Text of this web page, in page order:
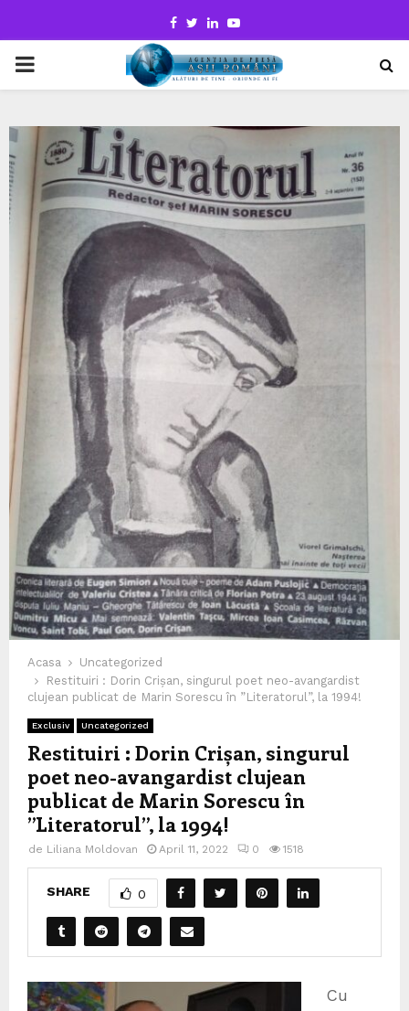
Facebook
TwitterLinkedinYoutube
PRIMARY
Acasa
Uncategorized
Restituiri : Dorin Crișan, singurul poet neo-avangardist
clujean publicat de Marin Sorescu în ”Literatorul”, la 1994!
Exclusiv Uncategorized
Restituiri : Dorin Crișan, singurul
poet neo-avangardist clujean
publicat de Marin Sorescu în
”Literatorul”, la 1994!
de Liliana Moldovan April 11, 2022 0 1518
SHARE 0
Cu